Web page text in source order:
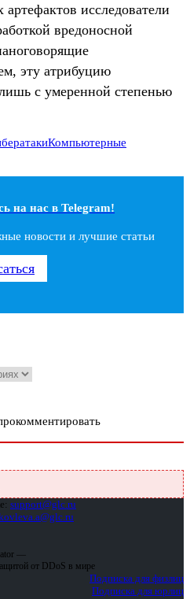
исследователи
вредоносной
эту атрибуцию
с умеренной степенью
Компьютерные
на наc в Telegram!
новости и лучшие статьи
support@glc.ru
—
от DDoS в мире
Подписка для физлиц
Подписка для юрлиц